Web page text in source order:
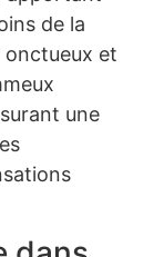
de la
et
une